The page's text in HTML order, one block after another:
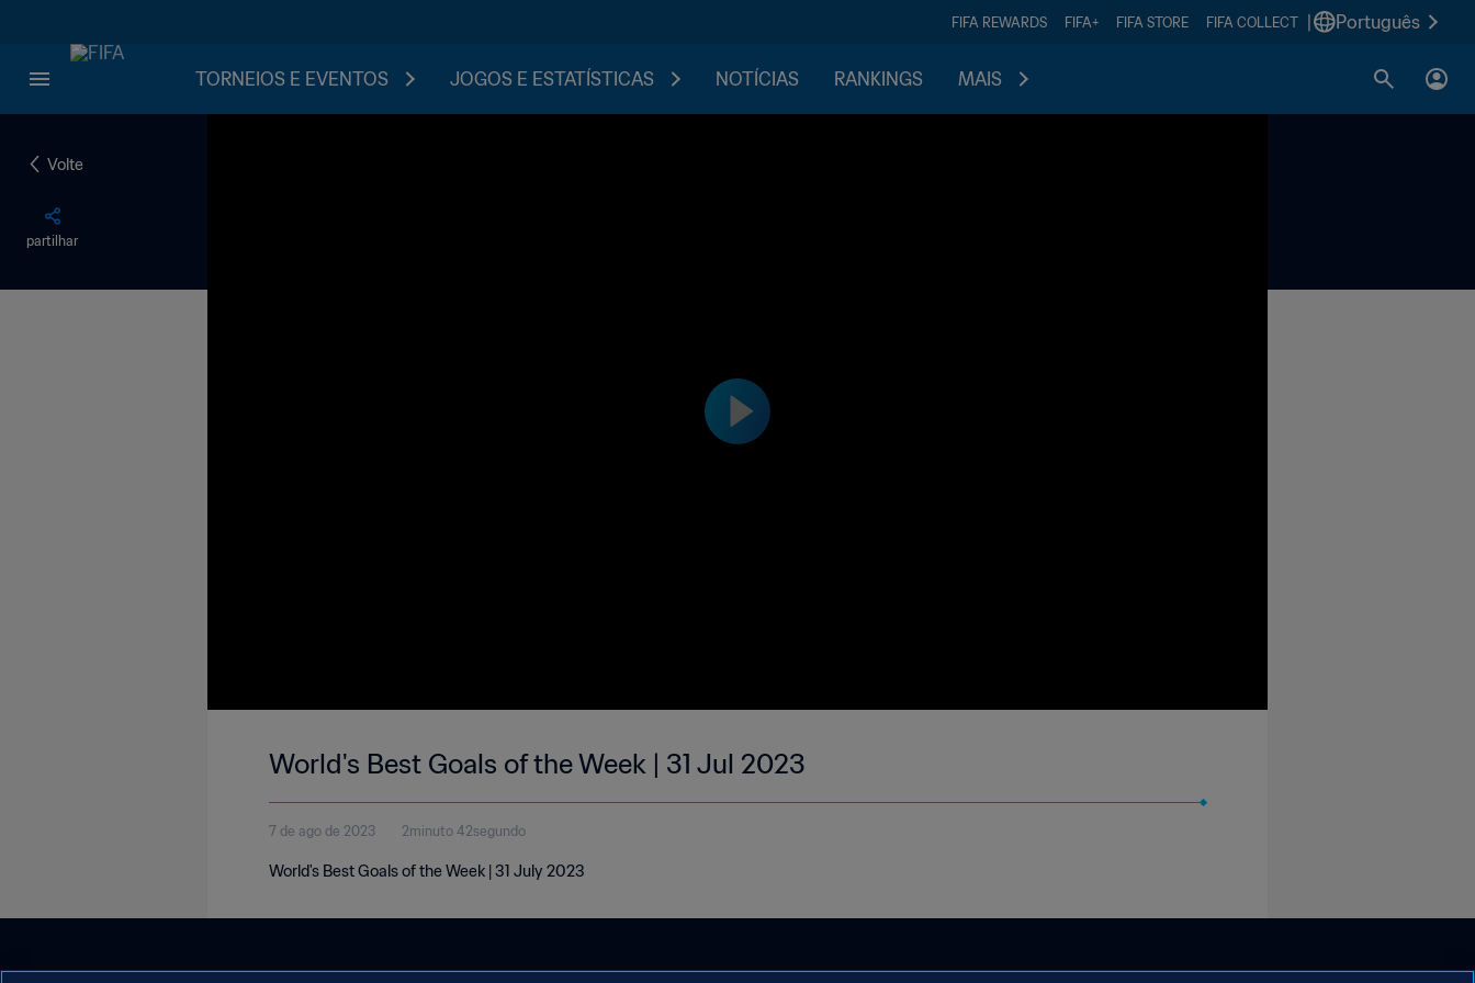
FIFA REWARDS FIFA+ FIFA STORE FIFA COLLECT Português
TORNEIOS E EVENTOS JOGOS E ESTATÍSTICAS NOTÍCIAS RANKINGS MAIS
Volte
partilhar
World's Best Goals of the Week | 31 Jul 2023
7 de ago de 2023 2minuto 42segundo
World's Best Goals of the Week | 31 July 2023